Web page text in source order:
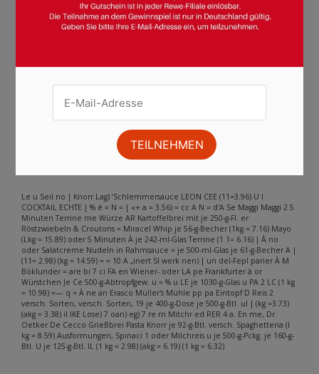
Seite :12345678910111213141516171819
Andere Inhalte gefunden auf der
Seite
Bitte beachten Sie, dass dieser Text automatisch generiert wird und
Le u Seil no | Knorr Lag) ‘Schlemmersauce LEON CEE (11=3.96) U l
COCKTAIL ECHTE | % é = N = | «+ a = 3.56) = cc A N = d'A Se Maggi Maggi 2 5
Minuten Terrine me Würze AR Kartoffelbrei mit je 250-g-Fl. er
Röstzwiebeln & Croutons = Miracel Whip je 56-g-Becher (1kg = 7.16) Mayo
(Lkg = 15.89) oder 5 Minuten À je 242-ml-Glas Terrine (1 1= 6.16) | À no
oder Salatcreme Nudeln in Rahmsauce = je 500-ml-Glas je 61-g-Becher A |
(11= 2.98) (kg = 14.59) = = 10 A „inert Sl werk nen) | un del-Fepl parier À M
Böklunder = are bi 7 ci FA en Wiener- oder LA pe Frankfurter à or
Würstchen Je Ce 500-g-Abtropfgew. u = % u LE je 1030-g-Glas u PA 2 LC (1 kg
= 10.98) =— q = À ne an Erasco Müller's Mühle pp pa Eintopf D Reis 2
versch. Sorten, versch. Sorten, 19 je 400-g-Dose je 500-g-Btl. ul | (kg =3.73)
(akg = 3.38) il IKE Lose) 7 oan) eg) 7 re rn Mitchr ed RER 4 a. En me, Dr.
Oetker De Cecco GrieBbrei Pasta Knorr je 92-g-Btl. versch. Spaghetteria (I
kg = 8.59) Ausformungen, Spinaci 1 oder Milchreis u je 500-g-Pckg. je 160-g-
Btl. U je 125-g-Btl. IL (1 kg = 2.98) (akg = 6.19) (1 kg = 6.32)